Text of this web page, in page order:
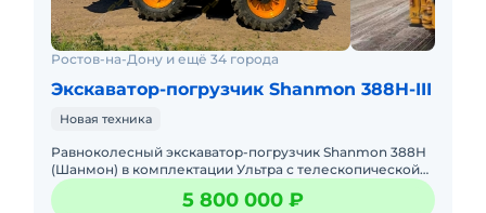
Ростов-на-Дону и ещё 34 города
Экскаватор-погрузчик Shanmon 388H-III
Новая техника
Равноколесный экскаватор-погрузчик Shanmon 388Н
(Шанмон) в комплектации Ультра с телескопической
стрелой, мокрыми мостами CARRARO, поршневым
насосом Hangli и ре5 800 000 ₽